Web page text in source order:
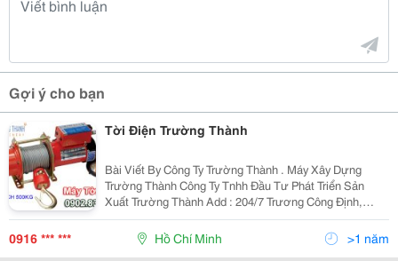
Gợi ý cho bạn
Tời Điện Trường Thành
Bài Viết By Công Ty Trường Thành . Máy Xây Dựng
Trường Thành Công Ty Tnhh Đầu Tư Phát Triển Sản
Xuất Trường Thành Add : 204/7 Trương Công Định,
Ward 14, Tân Bình District, Hcm City Tel : 0866852530
Fax: 0838490430 Hotline: 0916.083.330 Em
0916 *** *** Hồ Chí Minh >1 năm